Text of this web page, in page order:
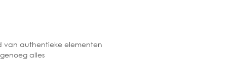
van authentieke elementen
alles